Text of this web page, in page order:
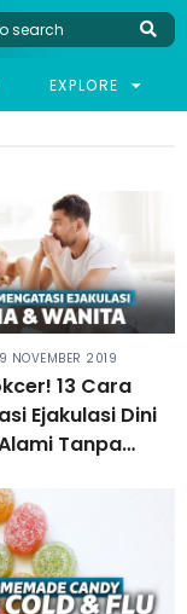
EXPLORE
NOVEMBER 2019
13 Cara
Ejakulasi Dini
Tanpa